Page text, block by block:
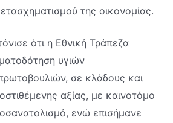
της οικονομίας.
ότι η Εθνική Τράπεζα
υγιών
σε κλάδους και
αξίας, με καινοτόμο
ενώ επισήμανε